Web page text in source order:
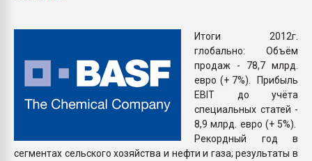
Итоги 2012г.
глобально: Объём
продаж - 78,7 млрд.
евро (+ 7%). Прибыль
EBIT до учёта
специальных статей -
8,9 млрд. евро (+ 5%).
Рекордный год в
сегментах сельского хозяйства и нефти и газа; результаты в